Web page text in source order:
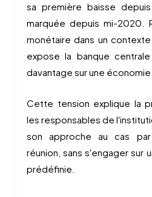
sa première baisse
marquée depuis mi-2020.
monétaire dans un
expose la banque
davantage sur une
Cette tension explique la
les responsables de
son approche au cas
réunion, sans s'engager sur
prédéfinie.